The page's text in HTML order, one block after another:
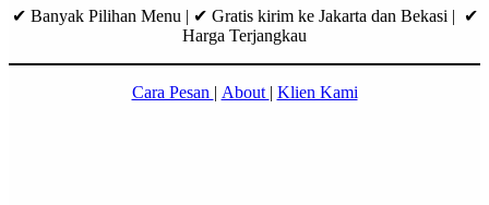
✔ Banyak Pilihan Menu | ✔ Gratis kirim ke Jakarta dan Bekasi | ✔
Harga Terjangkau
Cara Pesan | About | Klien Kami